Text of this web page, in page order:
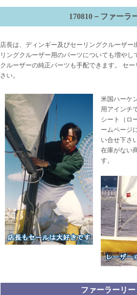
170810－ファーラ
店長は、ディンギー及びセーリングクルーザ
リングクルーザー用のパーツについても増や
クルーザーの純正パーツも手配できます。 セ
さい。
米国ハーケ
用アインチ
シート（ロ
ームページ
い合せ下さ
在庫がない
す。
ファーラーリ